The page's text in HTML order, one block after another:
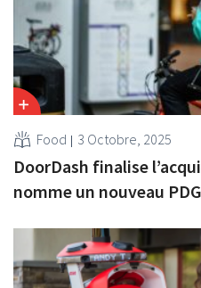
Food 3 Octobre, 2025
DoorDash finalise
nomme un nouveau PDG